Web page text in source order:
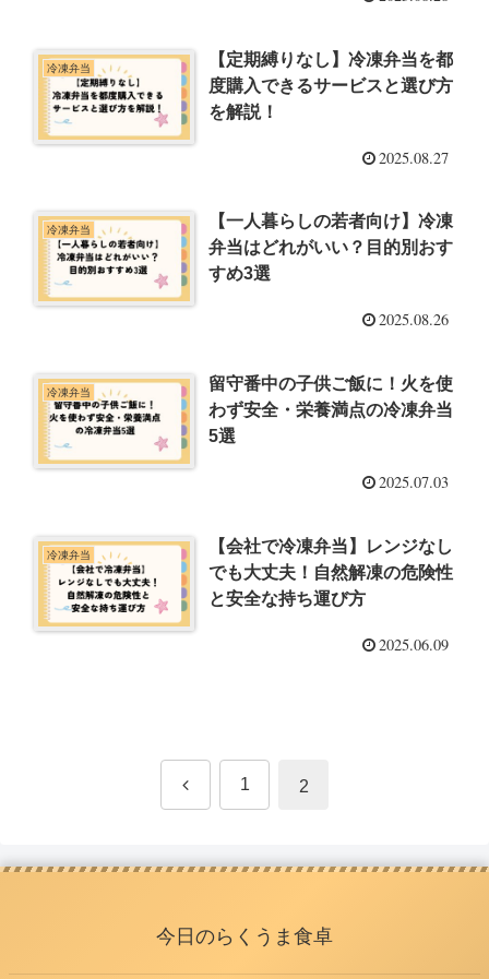
冷凍弁当
【定期縛りなし】冷凍弁当を都
度購入できるサービスと選び方
を解説！
2025.08.27
冷凍弁当
【一人暮らしの若者向け】冷凍
弁当はどれがいい？目的別おす
すめ3選
2025.08.26
冷凍弁当
留守番中の子供ご飯に！火を使
わず安全・栄養満点の冷凍弁当
5選
2025.07.03
冷凍弁当
【会社で冷凍弁当】レンジなし
でも大丈夫！自然解凍の危険性
と安全な持ち運び方
2025.06.09
前 1 2
今日のらくうま食卓